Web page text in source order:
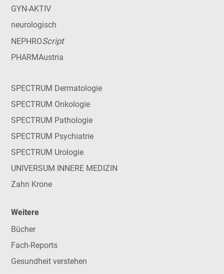
GYN-AKTIV
neurologisch
NEPHROScript
PHARMAustria
SPECTRUM Dermatologie
SPECTRUM Onkologie
SPECTRUM Pathologie
SPECTRUM Psychiatrie
SPECTRUM Urologie
UNIVERSUM INNERE MEDIZIN
Zahn Krone
Weitere
Bücher
Fach-Reports
Gesundheit verstehen